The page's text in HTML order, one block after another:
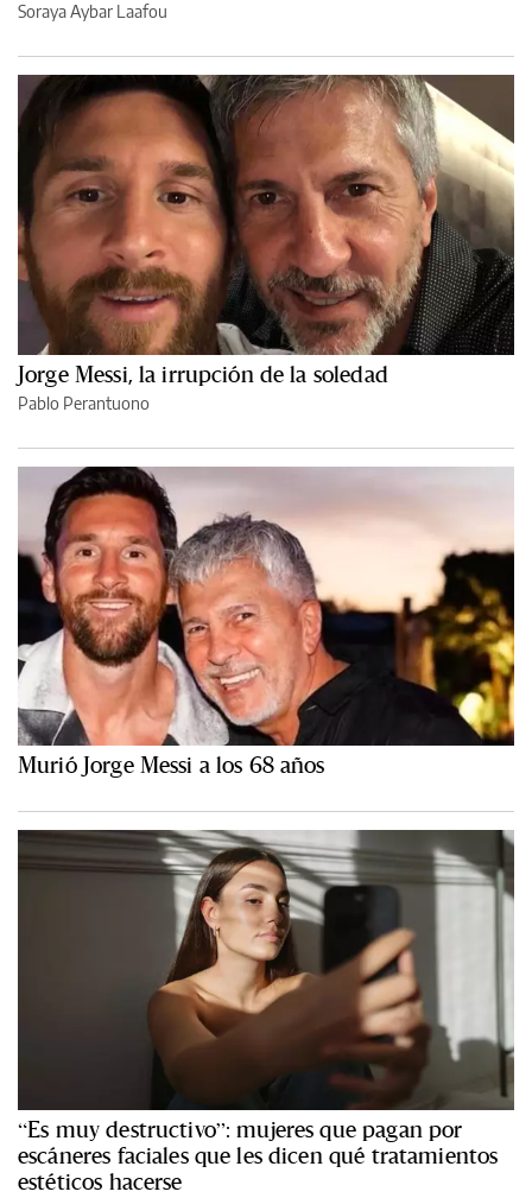
Soraya Aybar Laafou
Jorge Messi, la irrupción de la soledad
Pablo Perantuono
Murió Jorge Messi a los 68 años
“Es muy destructivo”: mujeres que pagan por
escáneres faciales que les dicen qué tratamientos
estéticos hacerse